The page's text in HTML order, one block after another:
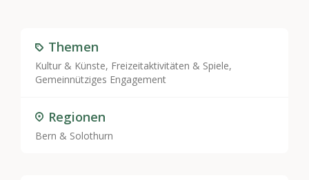
Themen
Kultur & Künste, Freizeitaktivitäten & Spiele,
Gemeinnütziges Engagement
Regionen
Bern & Solothurn